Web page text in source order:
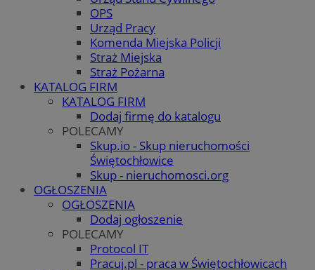
OPS
Urząd Pracy
Komenda Miejska Policji
Straż Miejska
Straż Pożarna
KATALOG FIRM
KATALOG FIRM
Dodaj firmę do katalogu
POLECAMY
Skup.io - Skup nieruchomości
Świętochłowice
Skup - nieruchomosci.org
OGŁOSZENIA
OGŁOSZENIA
Dodaj ogłoszenie
POLECAMY
Protocol IT
Pracuj.pl - praca w Świętochłowicach